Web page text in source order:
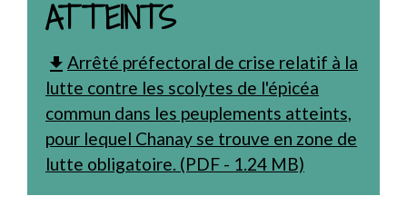
ATTEINTS
file_download Arrêté préfectoral de crise relatif à la
lutte contre les scolytes de l'épicéa
commun dans les peuplements atteints,
pour lequel Chanay se trouve en zone de
lutte obligatoire. (PDF - 1.24 MB)